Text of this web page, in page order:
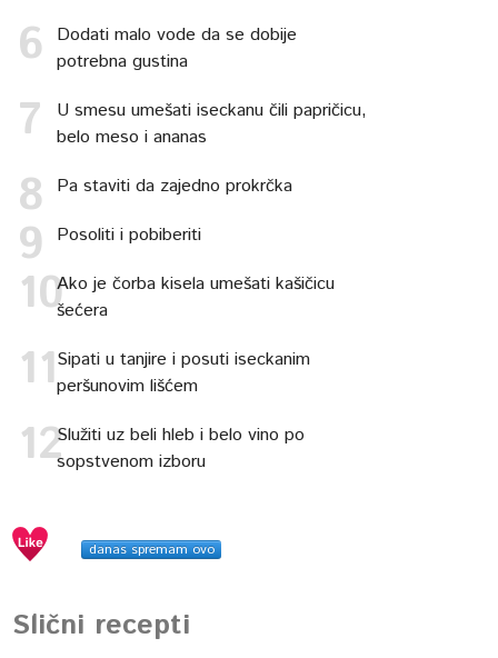
Dodati malo vode da se dobije
potrebna gustina
U smesu umešati iseckanu čili papričicu,
belo meso i ananas
Pa staviti da zajedno prokrčka
Posoliti i pobiberiti
Ako je čorba kisela umešati kašičicu
šećera
Sipati u tanjire i posuti iseckanim
peršunovim lišćem
Služiti uz beli hleb i belo vino po
sopstvenom izboru
danas spremam ovo
Slični recepti